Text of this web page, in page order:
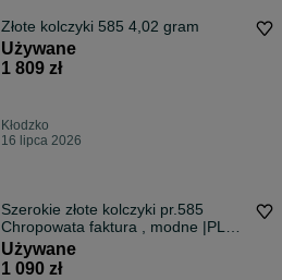
Złote kolczyki 585 4,02 gram
Używane
1 809 zł
Kłodzko
16 lipca 2026
Szerokie złote kolczyki pr.585
Chropowata faktura , modne |PLUS
Lombard Kłodzko
Używane
1 090 zł